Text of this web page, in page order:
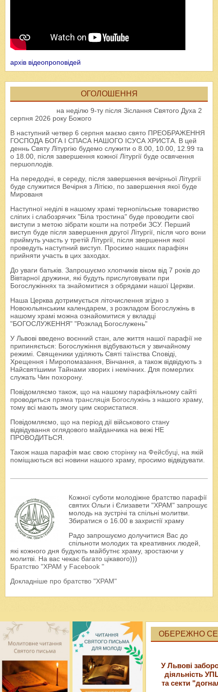
архів відеопроповідей
ОГОЛОШЕННЯ
на неділю 9-ту після Зіслання Святого Духа 2
серпня 2026 року Божого
В наступний четвер 6 серпня маємо свято ПРЕОБРАЖЕННЯ
ГОСПОДА БОГА І СПАСА НАШОГО ІСУСА ХРИСТА. В цей
деннь Святу Літургію будемо служити о 8.00, 10.00, 12.99 та
о 18.00, після завершення кожної Літургії буде освячення
першоплодів.
На передодні, в середу, після завершення вечірньої Літургії
буде служитися Вечірня з Літією, по завершення якої буде
Мированя
Наступної неділі в нашому храмі тернопільське товариство
сліпих і слабозрячих "Біла тростина" буде проводити свої
виступи з метою зібрати кошти на потреби ЗСУ. Перший
виступ буде після завершення другої Літургії, після чого вони
приймуть участь у третій Літургії, після звершення якої
проведуть наступний виступ. Просимо наших парафіян
прийняти участь в цих заходах.
До уваги батьків. Запрошуємо хлопчиків віком від 7 років до
Вівтарної дружини, які будуть прислуговувати при
Богослужіннях та знайомитися з обрядами нашої Церкви.
Наша Церква дотримується літочислення згідно з
Новоюльянським календарем, з розкладом Богослужінь в
нашому храмі можна ознайомитися у вкладці
"БОГОСЛУЖЕННЯ" "Розклад Богослужень"
У Львові введено воєнний стан, але життя нашої парафії не
припиняється: Богослужіння відбуваються у звичайному
режимі. Священики уділяють Святі таїнства Сповіді,
Хрещення і Миропомазання, Вінчання, а також відвідують з
Найсвятішими Тайнами хворих і немічних. Для померлих
служать Чин похорону.
Повідомляємо також, що на нашому парафіяльному сайті
проводиться пряма трансляція Богослужінь з нашого храму,
тому всі мають змогу цим скористатися.
Повідомляємо, що на період дії військового стану
відвідування оглядового майданчика на вежі НЕ
ПРОВОДИТЬСЯ.
Також наша парафія має свою сторінку на Фейсбуці, на якій
поміщаються всі новини нашого храму, просимо відвідувати.
Кожної суботи молодіжне братство парафії
святих Ольги і Єлизавети "ХРАМ" запрошує
молодь на зустрічі та спільні молитви.
Збиратися о 16.00 в захристії храму
Радо запрошуємо долучитися Вас до
спільноти молодих та креативних людей,
які кожного дня будують майбутнє храму, зростаючи у
молитві. На вас чекає багато цікавого)))
Братство "ХРАМ у Facebook "
Докладніше про братство "ХРАМ"
ОБЕРЕЖНО
У Львові
діяльність
та секти